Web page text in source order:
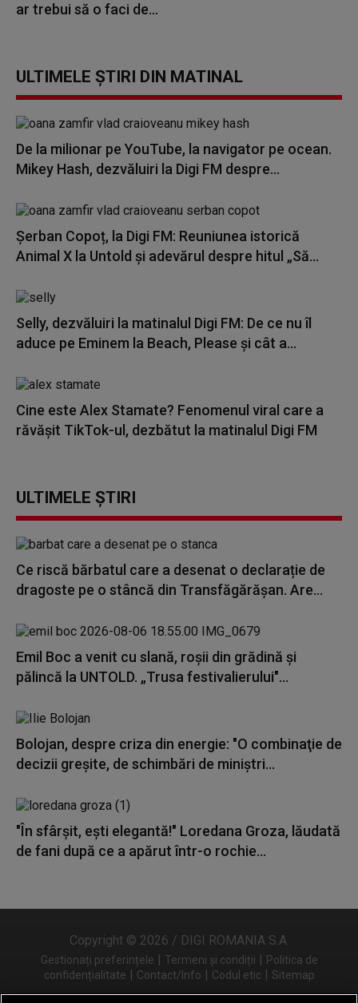
ar trebui să o faci de...
ULTIMELE ȘTIRI DIN MATINAL
De la milionar pe YouTube, la navigator pe ocean.
Mikey Hash, dezvăluiri la Digi FM despre...
Șerban Copoț, la Digi FM: Reuniunea istorică
Animal X la Untold și adevărul despre hitul „Să...
Selly, dezvăluiri la matinalul Digi FM: De ce nu îl
aduce pe Eminem la Beach, Please și cât a...
Cine este Alex Stamate? Fenomenul viral care a
răvășit TikTok-ul, dezbătut la matinalul Digi FM
ULTIMELE ȘTIRI
Ce riscă bărbatul care a desenat o declarație de
dragoste pe o stâncă din Transfăgărășan. Are...
Emil Boc a venit cu slană, roșii din grădină și
pălincă la UNTOLD. „Trusa festivalierului"...
Bolojan, despre criza din energie: "O combinaţie de
decizii greşite, de schimbări de miniştri...
"În sfârșit, ești elegantă!" Loredana Groza, lăudată
de fani după ce a apărut într-o rochie...
Copyright © 2026 / DIGI ROMANIA S.A.
Gestionați preferințele | Termeni și condiții | Politica de
confidențialitate | Contact/Info | Codul etic | Sitemap